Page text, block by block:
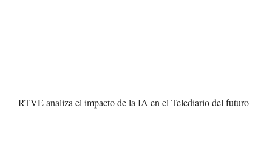
RTVE analiza el impacto de la IA en el Telediario del futuro